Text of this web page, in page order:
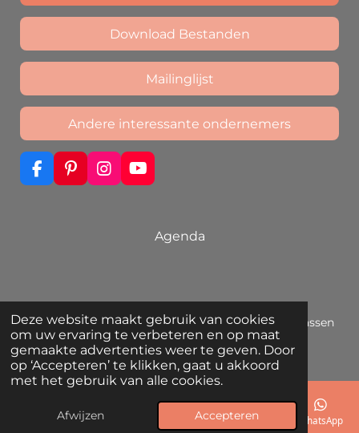
Deze website maakt gebruik van cookies
om uw ervaring te verbeteren en op maat
gemaakte advertenties weer te geven. Door
op ‘Accepteren’ te klikken, gaat u akkoord
met het gebruik van alle cookies.
Afwijzen Accepteren
Download Bestanden
Mailinglijst
Andere interessante ondernemers
F
a
P
i
I
n
Y
o
Agenda
© 2019 - 2026 Ómorfo Dóro | Unieke sieraden die passen
bij jouw eigen stijl
Powered byJouwWeb
E-mailadres Telefoonnummer Kaart Instagram WhatsApp